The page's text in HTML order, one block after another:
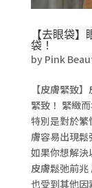
【去眼袋
袋！
by Pink
【皮膚緊致
緊致！ 緊緻
特別是對於
膚容易出現
如果你想解決
皮膚鬆弛前
也受到其他因